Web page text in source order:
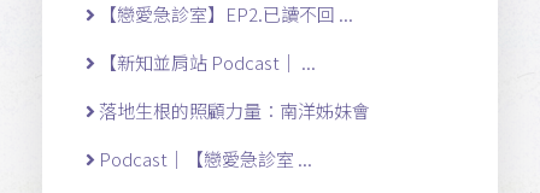
【戀愛急診室】EP2.已讀不回 ...
【新知並肩站 Podcast｜ ...
落地生根的照顧力量：南洋姊妹會
Podcast｜【戀愛急診室 ...